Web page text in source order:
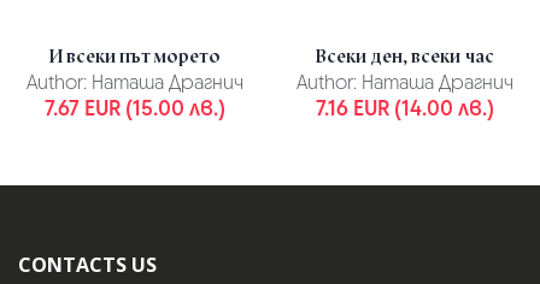
И всеки път морето
Author: Наташа Драгнич
7.67 EUR (15.00 лв.)
Всеки ден, всеки час
Author: Наташа Драгнич
7.16 EUR (14.00 лв.)
CONTACTS US